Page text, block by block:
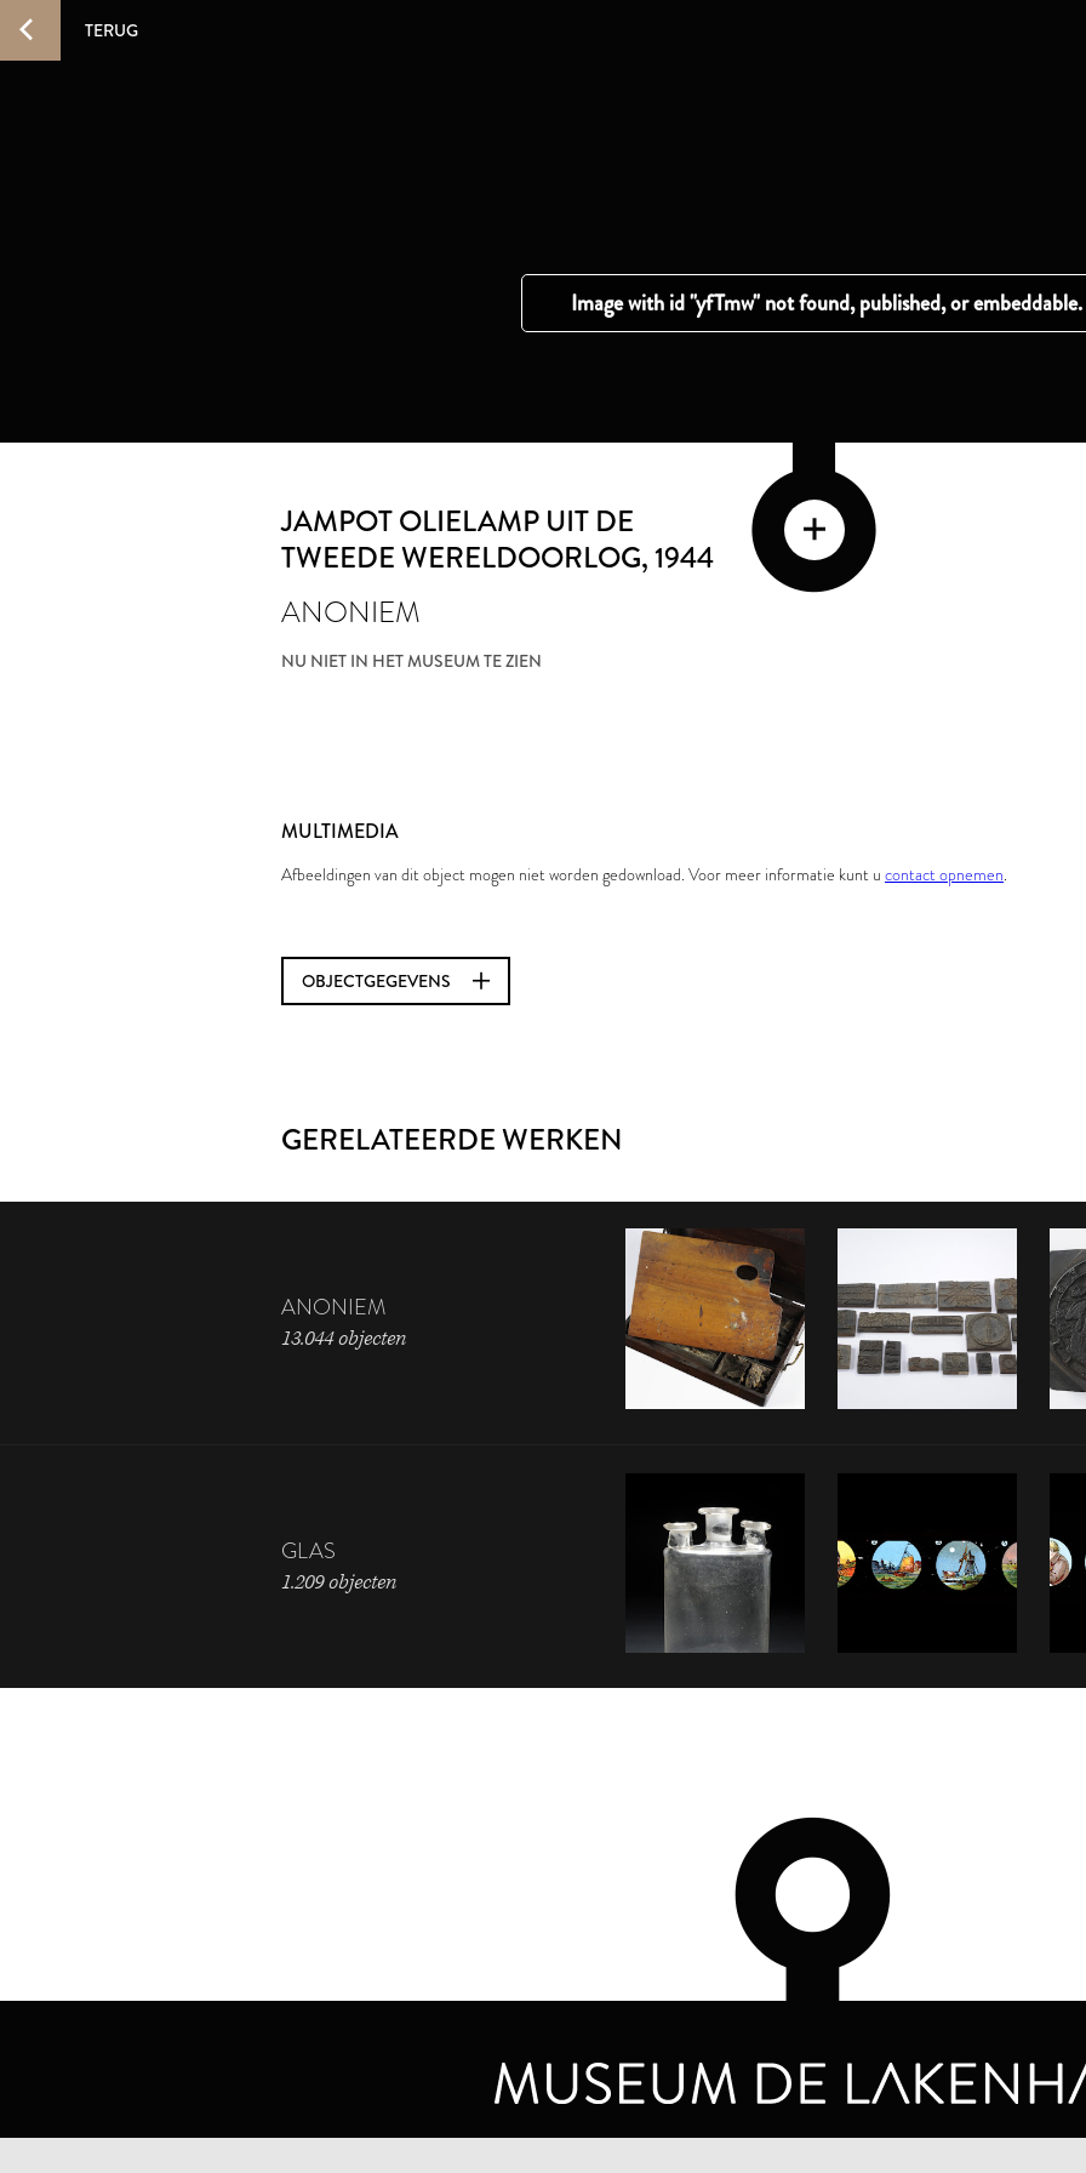
TERUG
JAMPOT OLIELAMP UIT DE
TWEEDE WERELDOORLOG, 1944
ANONIEM
NU NIET IN HET MUSEUM TE ZIEN
MULTIMEDIA
Afbeeldingen van dit object mogen niet worden gedownload. Voor meer informatie kunt u contact opnemen.
OBJECTGEGEVENS
GERELATEERDE WERKEN
ANONIEM
13.044 objecten
GLAS
1.209 objecten